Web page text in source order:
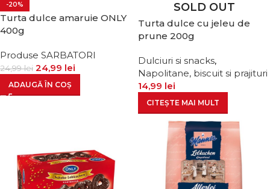
-20%
Turta dulce amaruie ONLY
400g
Produse SARBATORI
24,99lei 24,99 lei
ADAUGĂ ÎN COȘ
SOLD OUT
Turta dulce cu jeleu de
prune 200g
Dulciuri si snacks,
Napolitane, biscuit si prajituri
14,99 lei
CITEȘTE MAI MULT